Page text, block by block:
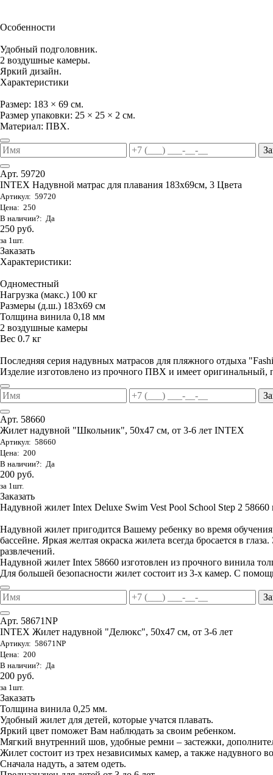
Особенности
Удобный подголовник.
2 воздушные камеры.
Яркий дизайн.
Характеристики
Размер: 183 × 69 см.
Размер упаковки: 25 × 25 × 2 см.
Материал: ПВХ.
Арт. 59720
INTEX Надувной матрас для плавания 183х69см, 3 Цвета
Артикул: 59720
Цена: 250
В наличии?: Да
250 руб.
за 1шт.
Заказать
Характеристики:
Одноместный
Нагрузка (макс.) 100 кг
Размеры (д.ш.) 183х69 см
Толщина винила 0,18 мм
2 воздушные камеры
Вес 0.7 кг
Последняя серия надувных матрасов для пляжного отдыха
Изделие изготовлено из прочного ПВХ и имеет оригинальный,
Арт. 58660
Жилет надувной "Школьник", 50х47 см, от 3-6 лет INTEX
Артикул: 58660
Цена: 200
В наличии?: Да
200 руб.
за 1шт.
Заказать
Надувной жилет Intex Deluxe Swim Vest Pool School Step 2 58660
Надувной жилет пригодится Вашему ребенку во время
бассейне. Яркая желтая окраска жилета всегда бросается в
развлечений.
Надувной жилет Intex 58660 изготовлен из прочного винила
Для большей безопасности жилет состоит из 3-х камер. С
Арт. 58671NP
INTEX Жилет надувной "Делюкс", 50х47 см, от 3-6 лет
Артикул: 58671NP
Цена: 200
В наличии?: Да
200 руб.
за 1шт.
Заказать
Толщина винила 0,25 мм.
Удобный жилет для детей, которые учатся плавать.
Яркий цвет поможет Вам наблюдать за своим ребенком.
Мягкий внутренний шов, удобные ремни – застежки,
Жилет состоит из трех независимых камер, а также надувного
Сначала надуть, а затем одеть.